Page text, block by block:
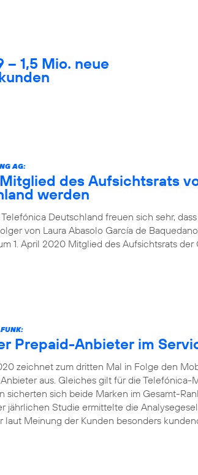
– 1,5 Mio. neue
AG:
des Aufsichtsrats
werden
Deutschland freuen sich sehr,
von Laura Abasolo García de
1. April 2020 Mitglied des Aufsichtsrats
Prepaid-Anbieter im
zeichnet zum dritten Mal in Folge den
aus. Gleiches gilt für die Telefónica-
sicherten sich beide Marken im Gesamt-
jährlichen Studie ermittelte die
laut Meinung der Kunden besonders